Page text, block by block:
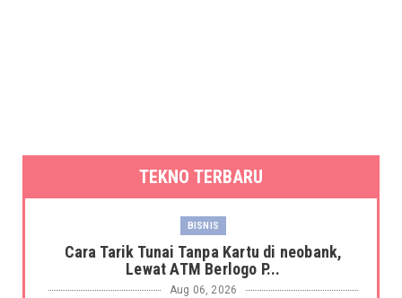
TEKNO TERBARU
BISNIS
Cara Tarik Tunai Tanpa Kartu di neobank,
Lewat ATM Berlogo P...
Aug 06, 2026